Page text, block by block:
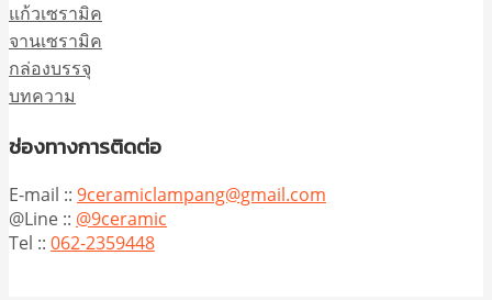
แก้วเซรามิค
จานเซรามิค
กล่องบรรจุ
บทความ
ช่องทางการติดต่อ
E-mail :: 9ceramiclampang@gmail.com
@Line :: @9ceramic
Tel :: 062-2359448